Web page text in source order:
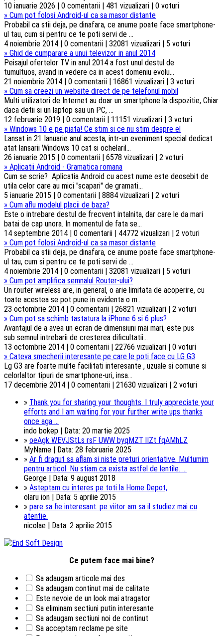
10 ianuarie 2026 | 0 comentarii | 481 vizualizari | 0 voturi
» Cum pot folosi Android-ul ca sa masor distante
Probabil ca stii deja, pe dinafara, ce anume poate face smartphone-
ul tau, cum si pentru ce te poti servi de ...
4 noiembrie 2014 | 0 comentarii | 32081 vizualizari | 5 voturi
» Ghid de cumparare a unui televizor in anul 2014
Peisajul ofertelor TV in anul 2014 a fost unul destul de
tumultuos, avand in vedere ca in acest domeniu evolu...
21 noiembrie 2014 | 0 comentarii | 16861 vizualizari | 3 voturi
» Cum sa creezi un website direct de pe telefonul mobil
Multi utilizatori de Internet au doar un smartphone la dispozitie, Chiar
daca detii si un laptop sau un PC, ...
12 februarie 2019 | 0 comentarii | 11151 vizualizari | 3 voturi
» Windows 10 e pe piata! Ce stim si ce nu stim despre el
Lansat in 21 Ianuarie anul acesta, intr-un eveniment special dedicat
atat lansarii Windows 10 cat si ochelaril...
26 ianuarie 2015 | 0 comentarii | 6578 vizualizari | 2 voturi
» Aplicatii Android - Gramatica romana
Cum se scrie? Aplicatia Android cu acest nume este deosebit de
utila celor care au mici "scapari" de gramati...
5 ianuarie 2015 | 0 comentarii | 8884 vizualizari | 2 voturi
» Cum aflu modelul placii de baza?
Este o intrebare destul de frecvent intalnita, dar care le da mari
batai de cap unora. In momentul de fata se...
14 septembrie 2014 | 0 comentarii | 44772 vizualizari | 2 voturi
» Cum pot folosi Android-ul ca sa masor distante
Probabil ca stii deja, pe dinafara, ce anume poate face smartphone-
ul tau, cum si pentru ce te poti servi de ...
4 noiembrie 2014 | 0 comentarii | 32081 vizualizari | 5 voturi
» Cum pot amplifica semnalul Router-ului?
Un router wireless are, in general, o arie limitata de acoperire, cu
toate acestea se pot pune in evidenta o m...
23 octombrie 2014 | 0 comentarii | 26821 vizualizari | 2 voturi
» Cum pot sa schimb tastatura la iPhone 6 si 6 plus?
Avantajul de a avea un ecran de dimensiuni mai mari, este pus
sub semnul intrebarii de cresterea dificultatii...
13 octombrie 2014 | 0 comentarii | 22766 vizualizari | 0 voturi
» Cateva smecherii interesante pe care le poti face cu LG G3
Lg G3 are foarte multe facilitati interesante , uzuale si comune si
celorlaltor tipuri de smartphone-uri, insa...
17 decembrie 2014 | 0 comentarii | 21630 vizualizari | 2 voturi
» Thank you for sharing your thoughts. I truly appreciate your
efforts and I am waiting for your further write ups thanks
once aga ...
indo bokep | Data: 20 martie 2025
» oeAgk WEVJStLs rsF UWW byqMZT lIZt fqAMhLZ
MyName | Data: 28 februarie 2025
» Ar fi dragut sa aflam si niste preturi orientative. Multumim
pentru articol. Nu stiam ca exista astfel de lentile. ...
George | Data: 9 august 2018
» Asteptam cu interes pe toti la Home Depot,
olaru ion | Data: 5 aprilie 2015
» pare sa fie interesant. pe viitor am sa il studiez mai cu
atentie.
nicolae | Data: 2 aprilie 2015
Ce putem face mai bine?
Sa adaugam articole mai des
Sa adaugam continut mai de calitate
Este nevoie de un look mai atragator
Sa eliminam sectiuni putin interesante
Sa adaugam sectiuni noi de continut
Sa acceptam reclame pe site